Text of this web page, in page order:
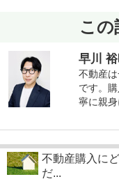
この
早川
不動産
です。
寧に親
不動産購入に
だ...